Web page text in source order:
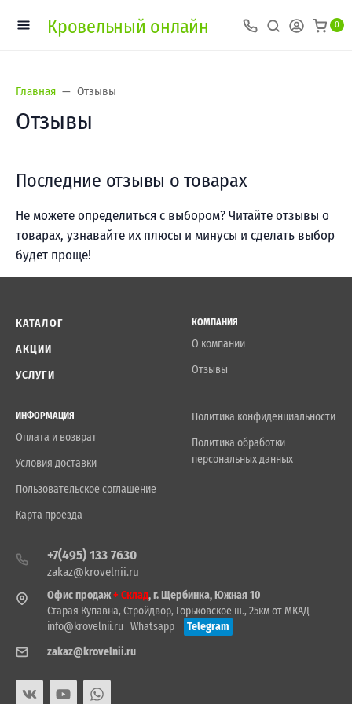
Кровельный онлайн 0
Главная Отзывы
Отзывы
Последние отзывы о товарах
Не можете определиться с выбором? Читайте отзывы о
товарах, узнавайте их плюсы и минусы и сделать выбор
будет проще!
КАТАЛОГ
АКЦИИ
УСЛУГИ
КОМПАНИЯ
О компании
Отзывы
ИНФОРМАЦИЯ
Оплата и возврат
Условия доставки
Пользовательское соглашение
Карта проезда
Политика конфиденциальности
Политика обработки
персональных данных
+7(495) 133 7630
zakaz@krovelnii.ru
Офис продаж+ Склад, г. Щербинка, Южная 10
Старая Купавна, Стройдвор, Горьковское ш., 25км от МКАД
info@krovelnii.ru Whatsapp
Telegram
zakaz@krovelnii.ru